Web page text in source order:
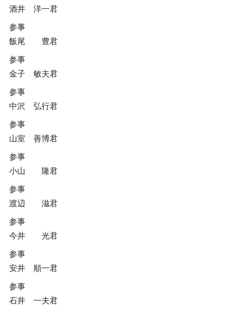
酒井 洋一君
参事
飯尾 豊君
参事
金子 敏夫君
参事
中沢 弘行君
参事
山室 善博君
参事
小山 隆君
参事
渡辺 滋君
参事
今井 光君
参事
安井 順一君
参事
石井 一夫君